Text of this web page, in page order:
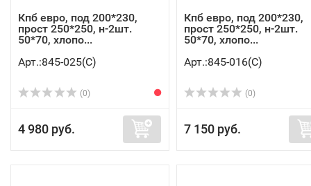
Кпб евро, под 200*230,
прост 250*250, н-2шт.
50*70, хлопо...
Арт.:845-025(C)
(0)
4 980 руб.
Кпб евро, под 200*230,
прост 250*250, н-2шт.
50*70, хлопо...
Арт.:845-016(C)
(0)
7 150 руб.